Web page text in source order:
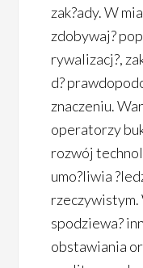
zak?ady. W
zdobywaj?
rywalizacj?,
d?
znaczeniu.
operatorzy
rozwój
umo?liwia
rzeczywistym.
spodziewa?
obstawiania